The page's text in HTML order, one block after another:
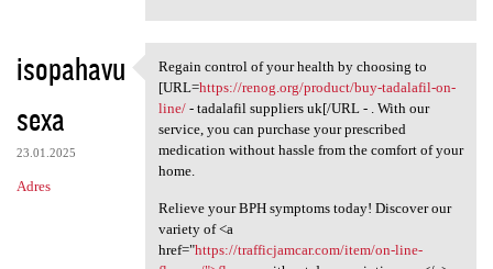
isopahavu
sexa
23.01.2025
Adres
Regain control of your health
Regain control of your health by choosing to
[URL=https://renog.org/product/buy-tadalafil-on-
line/- tadalafil suppliers uk[/URL - . With our
service, you can purchase your prescribed
medication without hassle from the comfort of your
home.
Relieve your BPH symptoms today! Discover our
variety of <a
href="https://trafficjamcar.com/item/on-line-